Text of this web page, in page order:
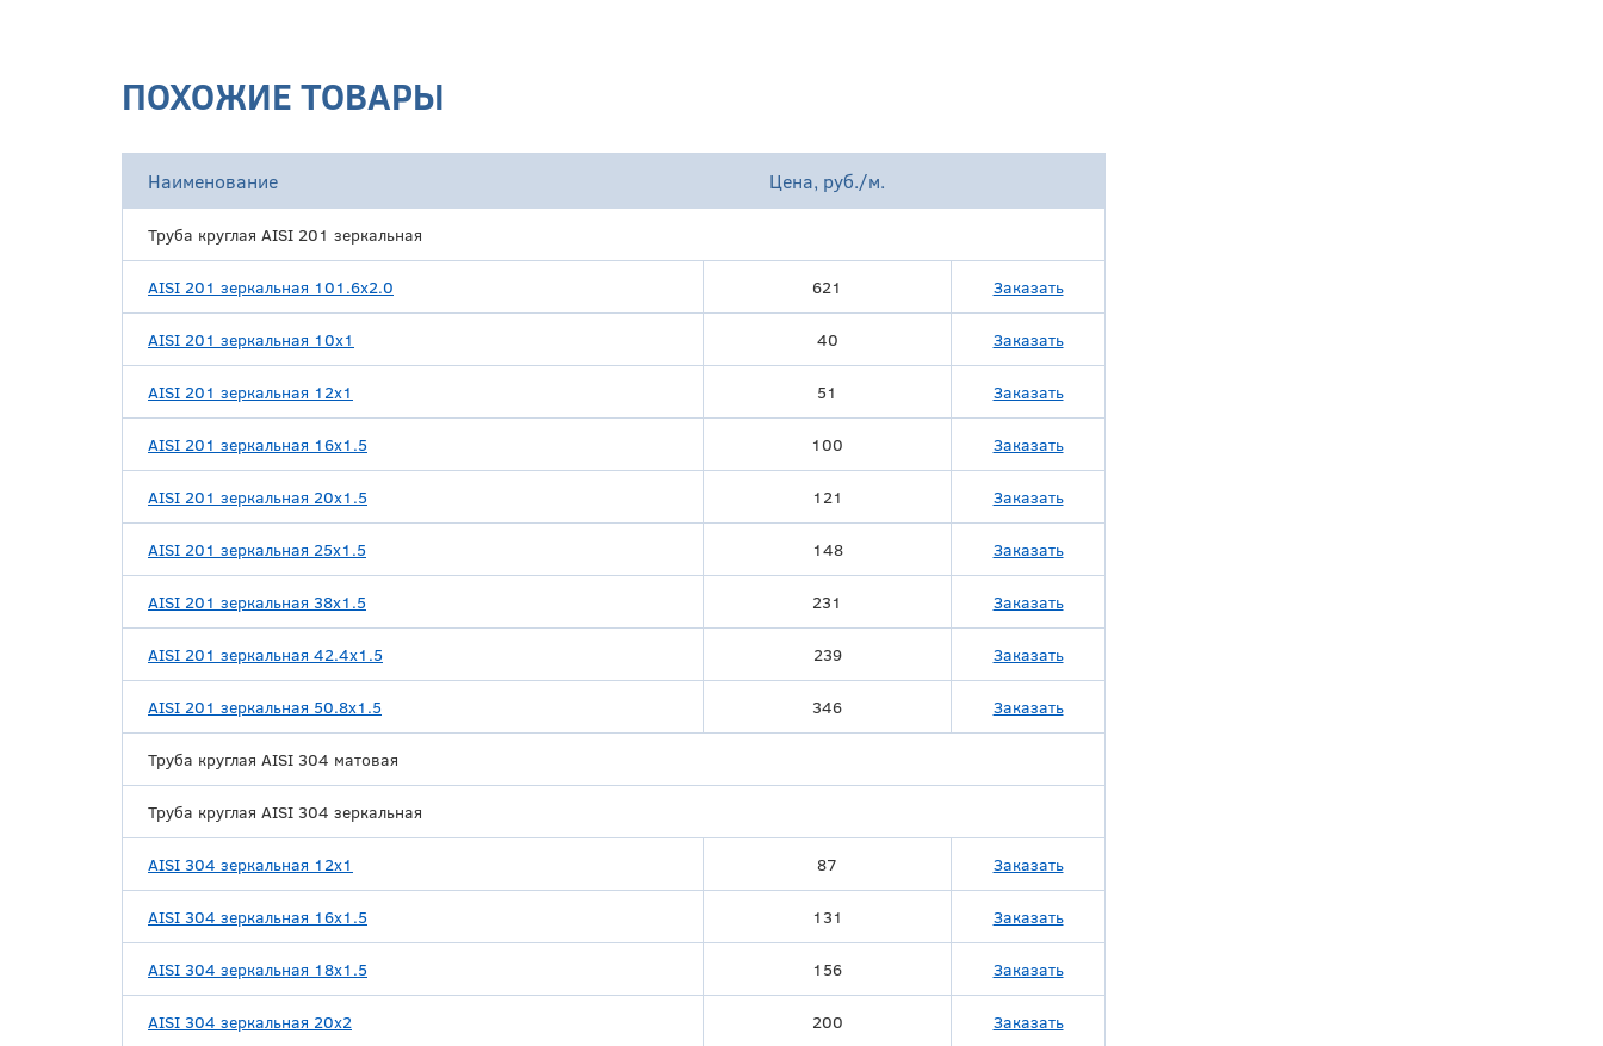
ПОХОЖИЕ ТОВАРЫ
Наименование Цена, руб./м.
Труба круглая AISI 201 зеркальная
AISI 201 зеркальная 101.6х2.0 621 Заказать
AISI 201 зеркальная 10x1 40 Заказать
AISI 201 зеркальная 12x1 51 Заказать
AISI 201 зеркальная 16х1.5 100 Заказать
AISI 201 зеркальная 20х1.5 121 Заказать
AISI 201 зеркальная 25х1.5 148 Заказать
AISI 201 зеркальная 38х1.5 231 Заказать
AISI 201 зеркальная 42.4х1.5 239 Заказать
AISI 201 зеркальная 50.8х1.5 346 Заказать
Труба круглая AISI 304 матовая
Труба круглая AISI 304 зеркальная
AISI 304 зеркальная 12х1 87 Заказать
AISI 304 зеркальная 16х1.5 131 Заказать
AISI 304 зеркальная 18х1.5 156 Заказать
AISI 304 зеркальная 20х2 200 Заказать